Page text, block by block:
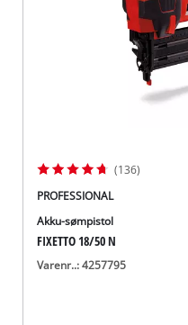
(136)
PROFESSIONAL
Akku-sømpistol
FIXETTO 18/50 N
Varenr..: 4257795